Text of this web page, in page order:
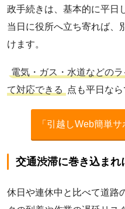
政手続きは、基本的に平日
当日に役所へ立ち寄れば、
けます。
電気・ガス・水道などの
て対応できる
点も平日なら
「引越しWeb簡単
交通渋滞に巻き込まれ
休日や連休中と比べて道路